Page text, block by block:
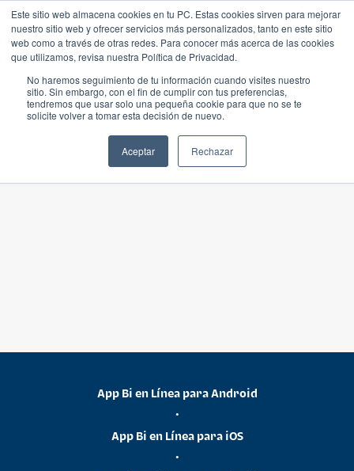
Este sitio web almacena cookies en tu PC. Estas cookies sirven para mejorar
nuestro sitio web y ofrecer servicios más personalizados, tanto en este sitio
web como a través de otras redes. Para conocer más acerca de las cookies
que utilizamos, revisa nuestra Política de Privacidad.
No haremos seguimiento de tu información cuando visites nuestro
sitio. Sin embargo, con el fin de cumplir con tus preferencias,
tendremos que usar solo una pequeña cookie para que no se te
solicite volver a tomar esta decisión de nuevo.
Aceptar Rechazar
App Bi en Línea para Android
•
App Bi en Línea para iOS
•